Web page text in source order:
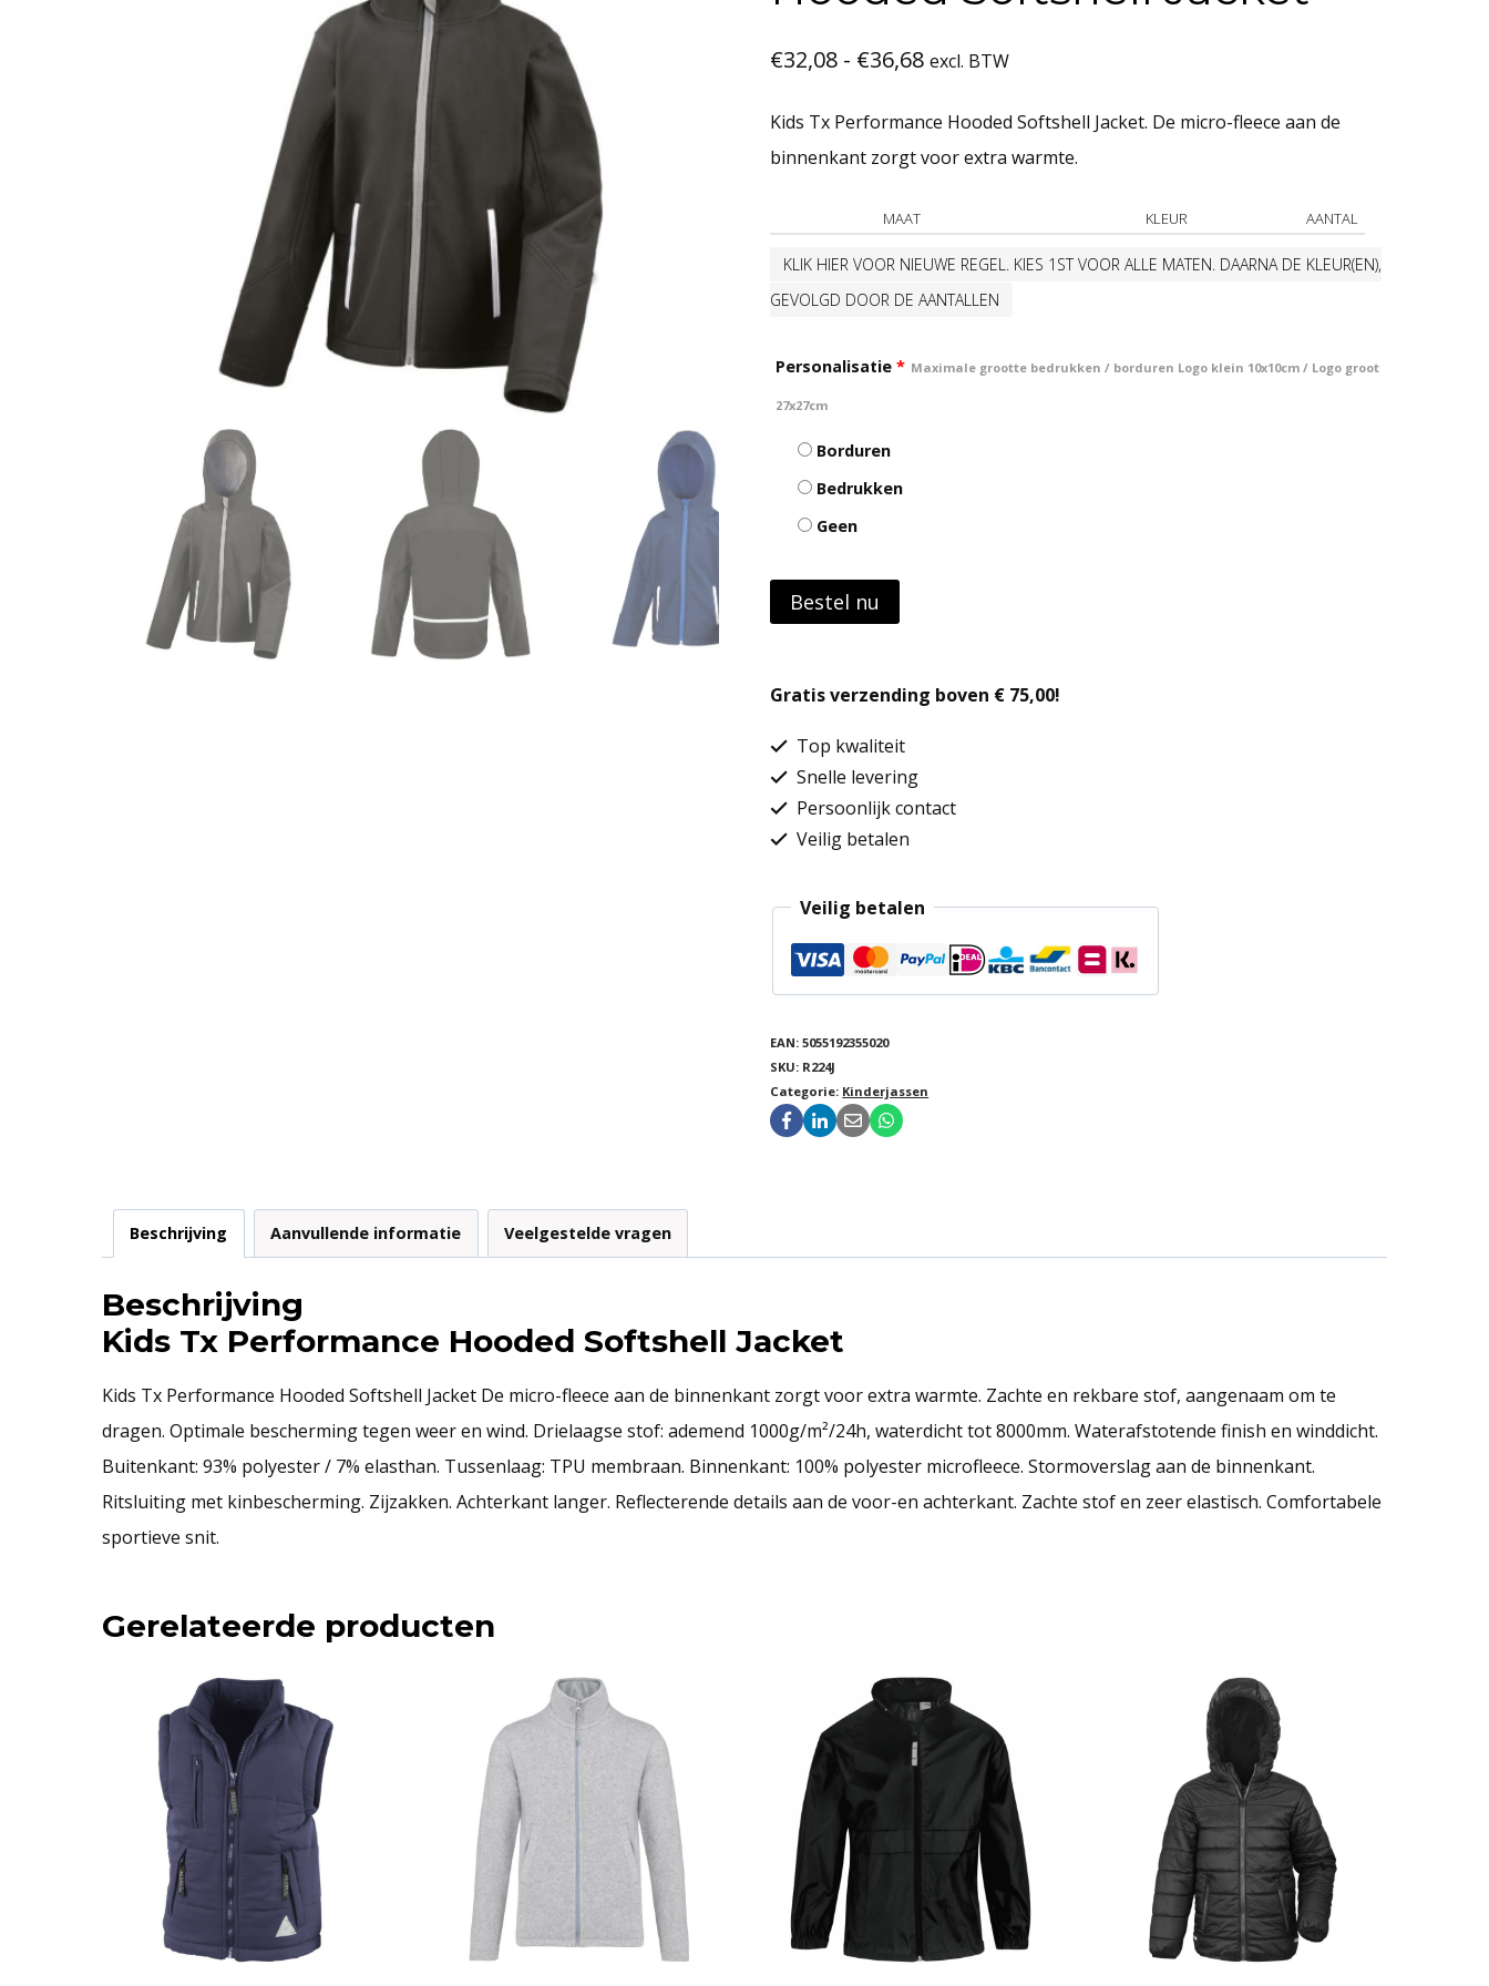
€32,08 - €36,68Prijsklasse:
tot
excl. BTW
Kids Tx Performance Hooded Softshell Jacket. De micro-fleece aan de
binnenkant zorgt voor extra warmte.
MAAT KLEUR AANTAL
KLIK HIER VOOR NIEUWE REGEL. KIES 1ST VOOR ALLE MATEN. DAARNA DE KLEUR(EN),
GEVOLGD DOOR DE AANTALLEN
Personalisatie * Maximale grootte bedrukken / borduren Logo klein 10x10cm / Logo groot
27x27cm
Borduren
Bedrukken
Geen
Bestel nu
Gratis verzending boven € 75,00!
Top kwaliteit
Snelle levering
Persoonlijk contact
Veilig betalen
Veilig betalen
EAN:5055192355020
SKU: R224J
Categorie: Kinderjassen
Beschrijving Aanvullende informatie Veelgestelde vragen
Beschrijving
Kids Tx Performance Hooded Softshell Jacket
Kids Tx Performance Hooded Softshell Jacket De micro-fleece aan de binnenkant zorgt voor extra warmte. Zachte en rekbare stof, aangenaam om te
dragen. Optimale bescherming tegen weer en wind. Drielaagse stof: ademend 1000g/m²/24h, waterdicht tot 8000mm. Waterafstotende finish en winddicht.
Buitenkant: 93% polyester / 7% elasthan. Tussenlaag: TPU membraan. Binnenkant: 100% polyester microfleece. Stormoverslag aan de binnenkant.
Ritsluiting met kinbescherming. Zijzakken. Achterkant langer. Reflecterende details aan de voor-en achterkant. Zachte stof en zeer elastisch. Comfortabele
sportieve snit.
Gerelateerde producten